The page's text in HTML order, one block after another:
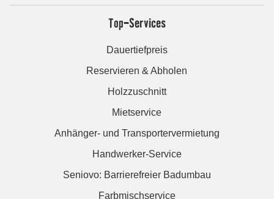
Top-Services
Dauertiefpreis
Reservieren & Abholen
Holzzuschnitt
Mietservice
Anhänger- und Transportervermietung
Handwerker-Service
Seniovo: Barrierefreier Badumbau
Farbmischservice